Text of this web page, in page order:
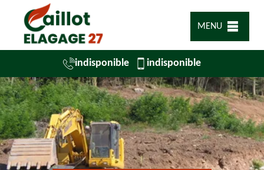
MENU
indisponible indisponible